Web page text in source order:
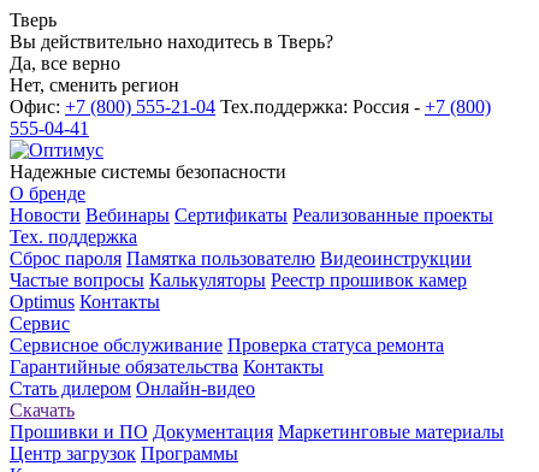
Тверь
Вы действительно находитесь в Тверь?
Да, все верно
Нет, сменить регион
Офис: +7 (800) 555-21-04 Тех.поддержка: Россия - +7 (800)
555-04-41
Надежные системы безопасности
О бренде
Новости Вебинары Сертификаты Реализованные проекты
Тех. поддержка
Сброс пароля Памятка пользователю Видеоинструкции
Частые вопросы Калькуляторы Реестр прошивок камер
Optimus Контакты
Сервис
Сервисное обслуживание Проверка статуса ремонта
Гарантийные обязательства Контакты
Стать дилером Онлайн-видео
Скачать
Прошивки и ПО Документация Маркетинговые материалы
Центр загрузок Программы